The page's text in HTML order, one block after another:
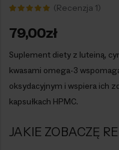
na
podstawie
klienta
(Recenzja 1)
79,00zł
Suplement diety z luteiną,
kwasami omega-3
oksydacyjnym i wspiera ich
kapsułkach HPMC.
JAKIE ZOBACZĘ